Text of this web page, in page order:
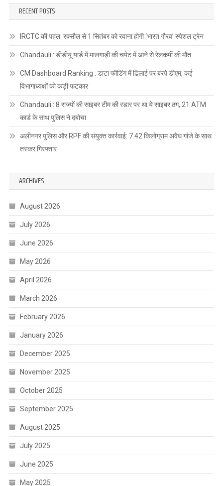
RECENT POSTS
IRCTC की पहल: रक्सौल से 1 सितंबर को रवाना होगी ‘भारत गौरव’ स्पेशल ट्रेन
Chandauli : डीडीयू यार्ड में मालगाड़ी की चपेट में आने से रेलकर्मी की मौत
CM Dashboard Ranking : डाटा फीडिंग में ढिलाई पर बरपे डीएम, कई
विभागाध्यक्षों को कड़ी फटकार
Chandauli : 8 राज्यों की साइबर टीम की रडार पर था ये साइबर ठग, 21 ATM
कार्ड के साथ पुलिस ने दबोचा
अलीनगर पुलिस और RPF की संयुक्त कार्रवाई: 7.42 किलोग्राम अवैध गांजे के साथ
तस्कर गिरफ्तार
ARCHIVES
August 2026
July 2026
June 2026
May 2026
April 2026
March 2026
February 2026
January 2026
December 2025
November 2025
October 2025
September 2025
August 2025
July 2025
June 2025
May 2025